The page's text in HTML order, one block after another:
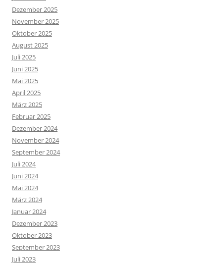
Dezember 2025
November 2025
Oktober 2025
August 2025
Juli 2025
Juni 2025
Mai 2025
April 2025
März 2025
Februar 2025
Dezember 2024
November 2024
September 2024
Juli 2024
Juni 2024
Mai 2024
März 2024
Januar 2024
Dezember 2023
Oktober 2023
September 2023
Juli 2023